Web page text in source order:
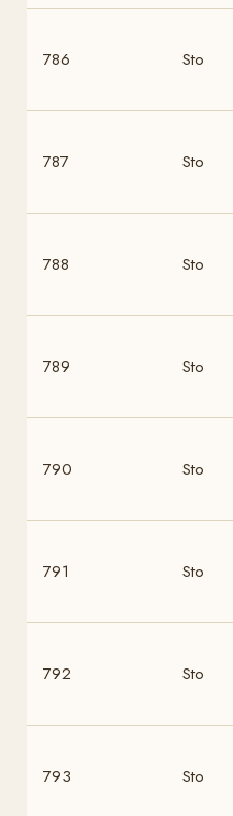
786 Sto
787 Sto
788 Sto
789 Sto
790 Sto
791 Sto
792 Sto
793 Sto